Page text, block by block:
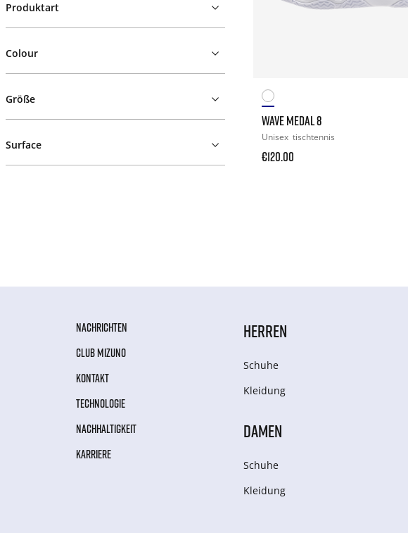
Produktart
Colour
Größe
Surface
WAVE MEDAL 8
Unisex tischtennis
€120.00
NACHRICHTEN
CLUB MIZUNO
KONTAKT
TECHNOLOGIE
NACHHALTIGKEIT
KARRIERE
HERREN
Schuhe
Kleidung
DAMEN
Schuhe
Kleidung